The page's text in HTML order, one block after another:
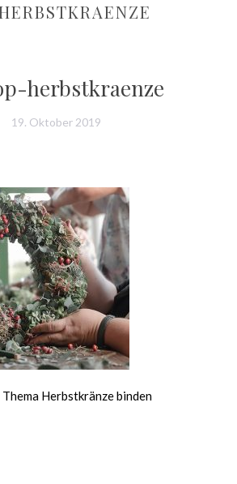
herbstkraenze
19. Oktober 2019
Herbstkränze binden